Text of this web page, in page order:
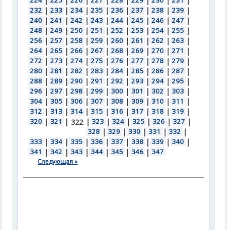
232 | 233 | 234 | 235 | 236 | 237 | 238 | 239 |
240 | 241 | 242 | 243 | 244 | 245 | 246 | 247 |
248 | 249 | 250 | 251 | 252 | 253 | 254 | 255 |
256 | 257 | 258 | 259 | 260 | 261 | 262 | 263 |
264 | 265 | 266 | 267 | 268 | 269 | 270 | 271 |
272 | 273 | 274 | 275 | 276 | 277 | 278 | 279 |
280 | 281 | 282 | 283 | 284 | 285 | 286 | 287 |
288 | 289 | 290 | 291 | 292 | 293 | 294 | 295 |
296 | 297 | 298 | 299 | 300 | 301 | 302 | 303 |
304 | 305 | 306 | 307 | 308 | 309 | 310 | 311 |
312 | 313 | 314 | 315 | 316 | 317 | 318 | 319 |
320 | 321 | 322 | 323 | 324 | 325 | 326 | 327 |
328 | 329 | 330 | 331 | 332 |
333 | 334 | 335 | 336 | 337 | 338 | 339 | 340 |
341 | 342 | 343 | 344 | 345 | 346 | 347
Следующая »